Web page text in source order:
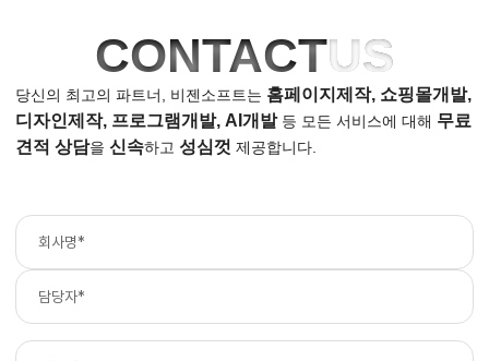
CONTACTUS
당신의 최고의 파트너, 비젠소프트는 홈페이지제작, 쇼핑몰개발,
디자인제작, 프로그램개발, AI개발등 모든 서비스에 대해 무료
견적 상담을 신속하고 성심껏 제공합니다.